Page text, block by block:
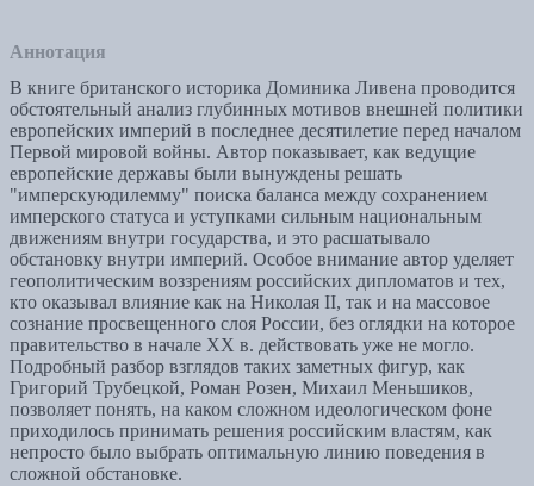
Аннотация
В книге британского историка Доминика Ливена проводится
обстоятельный анализ глубинных мотивов внешней политики
европейских империй в последнее десятилетие перед началом
Первой мировой войны. Автор показывает, как ведущие
европейские державы были вынуждены решать
"имперскуюдилемму" поиска баланса между сохранением
имперского статуса и уступками сильным национальным
движениям внутри государства, и это расшатывало
обстановку внутри империй. Особое внимание автор уделяет
геополитическим воззрениям российских дипломатов и тех,
кто оказывал влияние как на Николая II, так и на массовое
сознание просвещенного слоя России, без оглядки на которое
правительство в начале ХХ в. действовать уже не могло.
Подробный разбор взглядов таких заметных фигур, как
Григорий Трубецкой, Роман Розен, Михаил Меньшиков,
позволяет понять, на каком сложном идеологическом фоне
приходилось принимать решения российским властям, как
непросто было выбрать оптимальную линию поведения в
сложной обстановке.